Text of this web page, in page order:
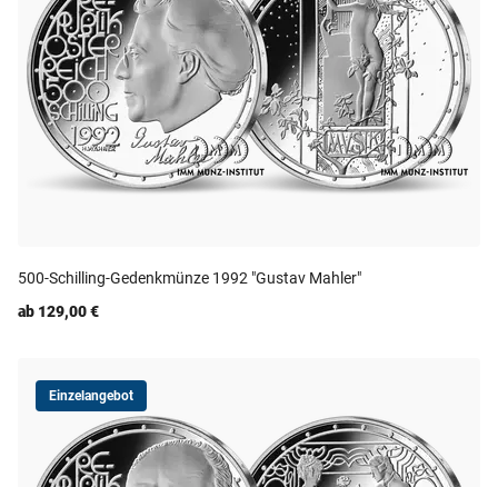
500-Schilling-Gedenkmünze 1992 "Gustav Mahler"
ab 129,00 €
Einzelangebot